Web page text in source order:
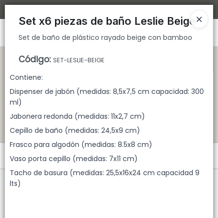
Set de baño de plástico rayado beige con bamboo
Set x6 piezas de baño Leslie Beige
Set de baño de plástico rayado beige con bamboo
Código: SET-LESLIE-BEIGE
Contiene:
Dispenser de jabón (medidas: 8,5x7,5 cm capacidad: 300
ml)
Jabonera redonda (medidas: 11x2,7 cm)
Cepillo de baño (medidas: 24,5x9 cm)
Frasco para algodón (medidas: 8.5x8 cm)
Vaso porta cepillo (medidas: 7x11 cm)
Tacho de basura (medidas: 25,5x16x24 cm capacidad 9
lts)
Ingresar a la Tienda
CÓMO COMPRAR
QUIÉNES SOMOS
TIENDA MINORISTA
CONTACTO
Menú
Set de baño de plástico rayado beige con bamboo